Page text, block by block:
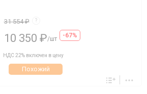
31 554 ₽ ?
10 350 ₽/шт -67%
НДС 22% включен в цену
Похожий